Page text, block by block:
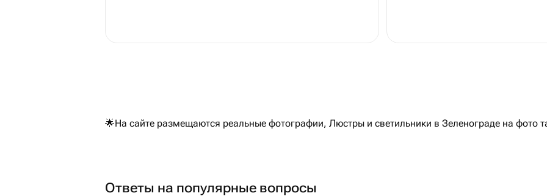
🌟На сайте размещаются реальные фотографии, Люстры и светильники в Зеленограде на фото
Ответы на популярные вопросы